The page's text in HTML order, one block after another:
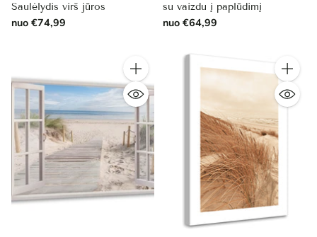
Saulėlydis virš jūros
nuo €74,99
su vaizdu į paplūdimį
nuo €64,99
Kiekis Kiekis